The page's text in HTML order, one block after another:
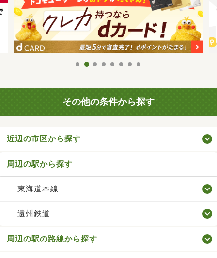
その他の条件から探す
近辺の市区から探す
周辺の駅から探す
東海道本線
遠州鉄道
周辺の駅の路線から探す